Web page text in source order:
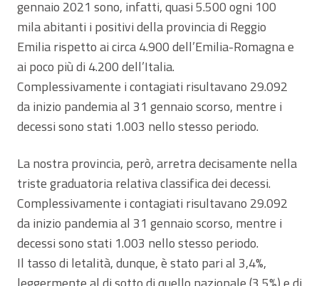
gennaio 2021 sono, infatti, quasi 5.500 ogni 100
mila abitanti i positivi della provincia di Reggio
Emilia rispetto ai circa 4.900 dell’Emilia-Romagna e
ai poco più di 4.200 dell’Italia.
Complessivamente i contagiati risultavano 29.092
da inizio pandemia al 31 gennaio scorso, mentre i
decessi sono stati 1.003 nello stesso periodo.
La nostra provincia, però, arretra decisamente nella
triste graduatoria relativa classifica dei decessi.
Complessivamente i contagiati risultavano 29.092
da inizio pandemia al 31 gennaio scorso, mentre i
decessi sono stati 1.003 nello stesso periodo.
Il tasso di letalità, dunque, è stato pari al 3,4%,